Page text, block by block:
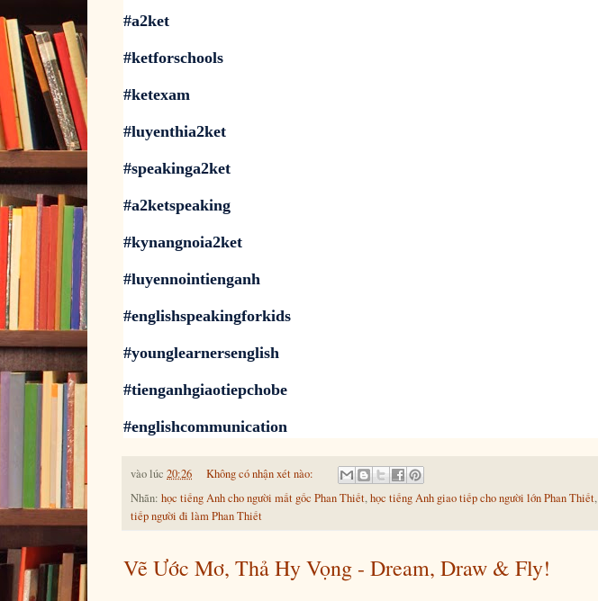
#a2ket
#ketforschools
#ketexam
#luyenthia2ket
#speakinga2ket
#a2ketspeaking
#kynangnoia2ket
#luyennointienganh
#englishspeakingforkids
#younglearnersenglish
#tienganhgiaotiepchobe
#englishcommunication
vào lúc 20:26
Không có nhận xét nào:
Nhãn: học tiếng Anh cho người mất gốc Phan Thiết,học tiếng Anh giao tiếp cho người lớn Phan Thiết,
tiếp người đi làm Phan Thiết
Vẽ Ước Mơ, Thả Hy Vọng - Dream, Draw & Fly!